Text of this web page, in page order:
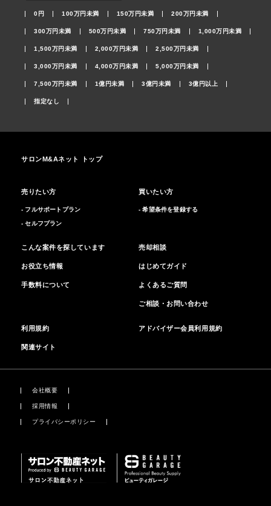
0円 100万円未満 150万円未満 200万円未満
300万円未満 500万円未満 750万円未満 1,000万円未満
1,500万円未満 2,000万円未満 2,500万円未満
3,000万円未満 4,000万円未満 5,000万円未満
7,500万円未満 1億円未満 3億円未満 3億円以上
指定なし
サロンM&Aネット トップ
売りたい方
- フルサポートプラン
- セルフプラン
買いたい方
- 希望条件を登録する
こんな案件を探しています
お役立ち情報
手数料について
売却相談
はじめてガイド
よくあるご質問
ご相談・お問い合わせ
利用規約 アドバイザー会員利用規約
関連サイト
会社概要
採用情報
プライバシーポリシー